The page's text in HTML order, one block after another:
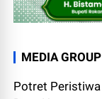
MEDIA GROUP
Potret Peristiwa